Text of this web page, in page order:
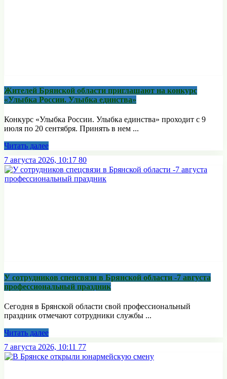
Жителей Брянской области приглашают на конкурс
«Улыбка России. Улыбка единства»
Конкурс «Улыбка России. Улыбка единства» проходит с 9
июля по 20 сентября. Принять в нем ...
Читать далее
7 августа 2026, 10:17 80
У сотрудников спецсвязи в Брянской области -7 августа
профессиональный праздник
Сегодня в Брянской области свой профессиональный
праздник отмечают сотрудники службы ...
Читать далее
7 августа 2026, 10:11 77